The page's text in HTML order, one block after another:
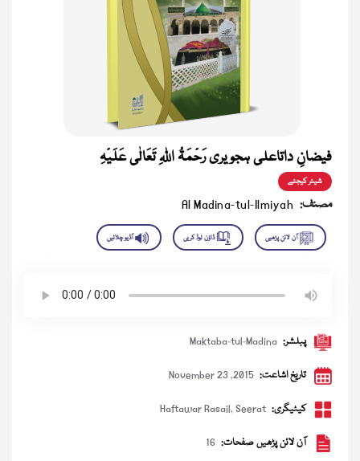
فیضانِ داتاعلی ہجویری رَحْمَۃُ اللہِ تَعَالٰی عَلَیْہِ
شیئر کیجئے
مصنف: Al Madina-tul-Ilmiyah
پبلشر: Maktaba-tul-Madina
تاریخ اشاعت: November 23 ,2015
کیٹیگری: Seerat
,
Haftawar Rasail
آن لائن پڑھیں صفحات: 16